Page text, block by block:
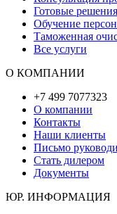
Готовые решения
Обучение
Таможенная
Все услуги
О КОМПАНИИ
+7 499 7077323
О компании
Контакты
Наши клиенты
Письмо
Стать дилером
Документы
ЮР. ИНФОРМАЦИЯ